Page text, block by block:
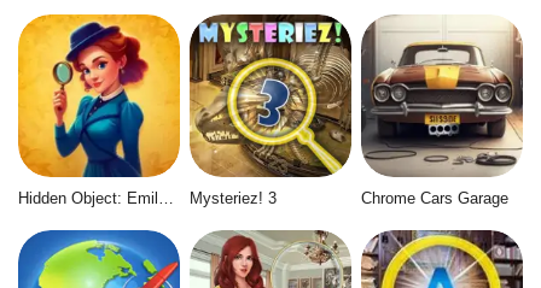
Mysteriez! 3 Chrome Cars Garage